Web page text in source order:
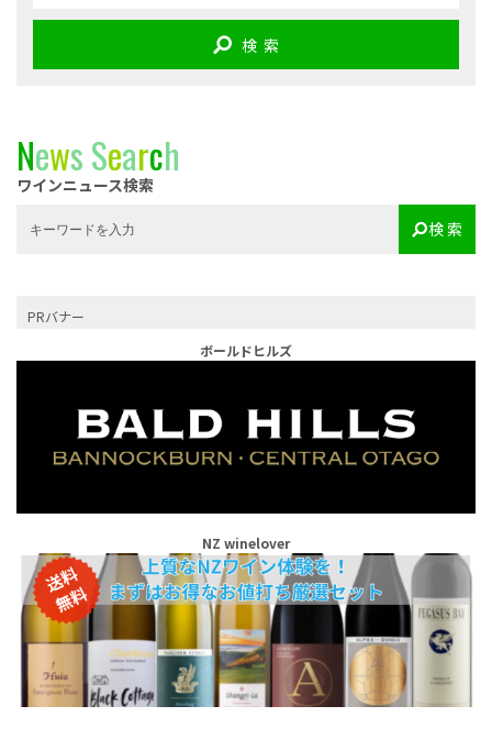
検 索
NewsSearch
ワインニュース検索
検 索
PRバナー
ボールドヒルズ
NZ winelover